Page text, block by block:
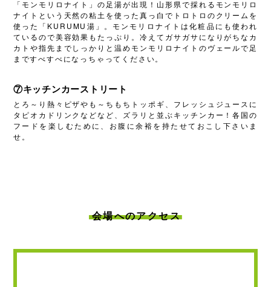
「モンモリロナイト」の足湯が出現！山形県で採れるモンモリロ
ナイトという天然の粘土を使った真っ白でトロトロのクリームを
使った「KURUMU湯」。モンモリロナイトは化粧品にも使われ
ているので美容効果もたっぷり。冷えてガサガサになりがちなカ
カトや指先までしっかりと温めモンモリロナイトのヴェールで足
まですべすべになっちゃってください。
⑦キッチンカーストリート
とろ～り熱々ピザやも～ちもちトッポギ、フレッシュジュースに
タピオカドリンクなどなど、ズラリと並ぶキッチンカー！各国の
フードを楽しむために、お腹に余裕を持たせておこし下さいま
せ。
会場へのアクセス